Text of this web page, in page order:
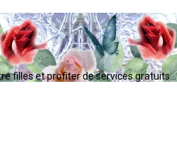
filles et profiter de services gratuits...